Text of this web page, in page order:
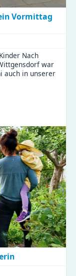
Vormittag
Nach
war
auch in unserer